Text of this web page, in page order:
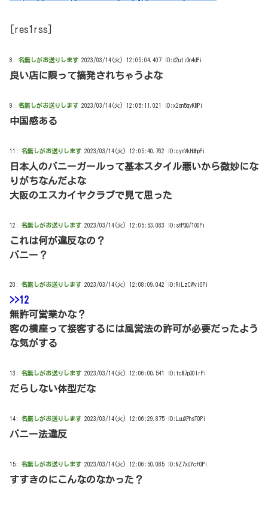
[res1rss]
8: 名無しがお送りします 2023/03/14(火) 12:05:04.407 ID:d2utiOn4dPi
良い店に限って摘発されちゃうよな
9: 名無しがお送りします 2023/03/14(火) 12:05:11.021 ID:x2on5qyKMPi
中国感ある
11: 名無しがお送りします 2023/03/14(火) 12:05:40.762 ID:cynVkHdhpPi
日本人のバニーガールって基本スタイル悪いから微妙にな
りがちなんだよな
大阪のエスカイヤクラブで見て思った
12: 名無しがお送りします 2023/03/14(火) 12:05:53.083 ID:sHPQQ/1O0Pi
これは何が違反なの？
バニー？
20: 名無しがお送りします 2023/03/14(火) 12:08:09.042 ID:RiLzCWyi0Pi
>>12
無許可営業かな？
客の横座って接客するには風営法の許可が必要だったよう
な気がする
13: 名無しがお送りします 2023/03/14(火) 12:06:00.541 ID:tcM7pG0IrPi
だらしない体型だな
14: 名無しがお送りします 2023/03/14(火) 12:06:29.875 ID:LuuXPhsT0Pi
バニー法違反
15: 名無しがお送りします 2023/03/14(火) 12:06:50.085 ID:NZ7xUYc+0Pi
すすきのにこんなのなかった？